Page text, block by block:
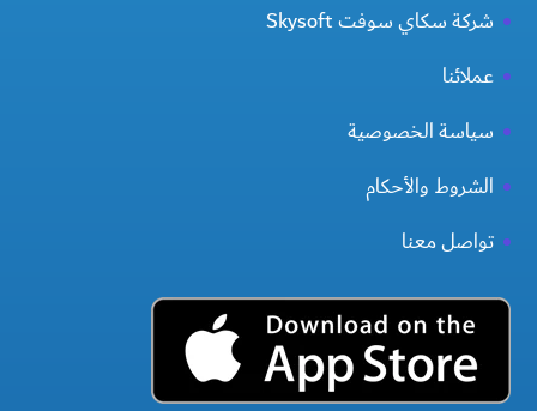
شركة سكاي سوفت Skysoft
عملائنا
سياسة الخصوصية
الشروط والأحكام
تواصل معنا